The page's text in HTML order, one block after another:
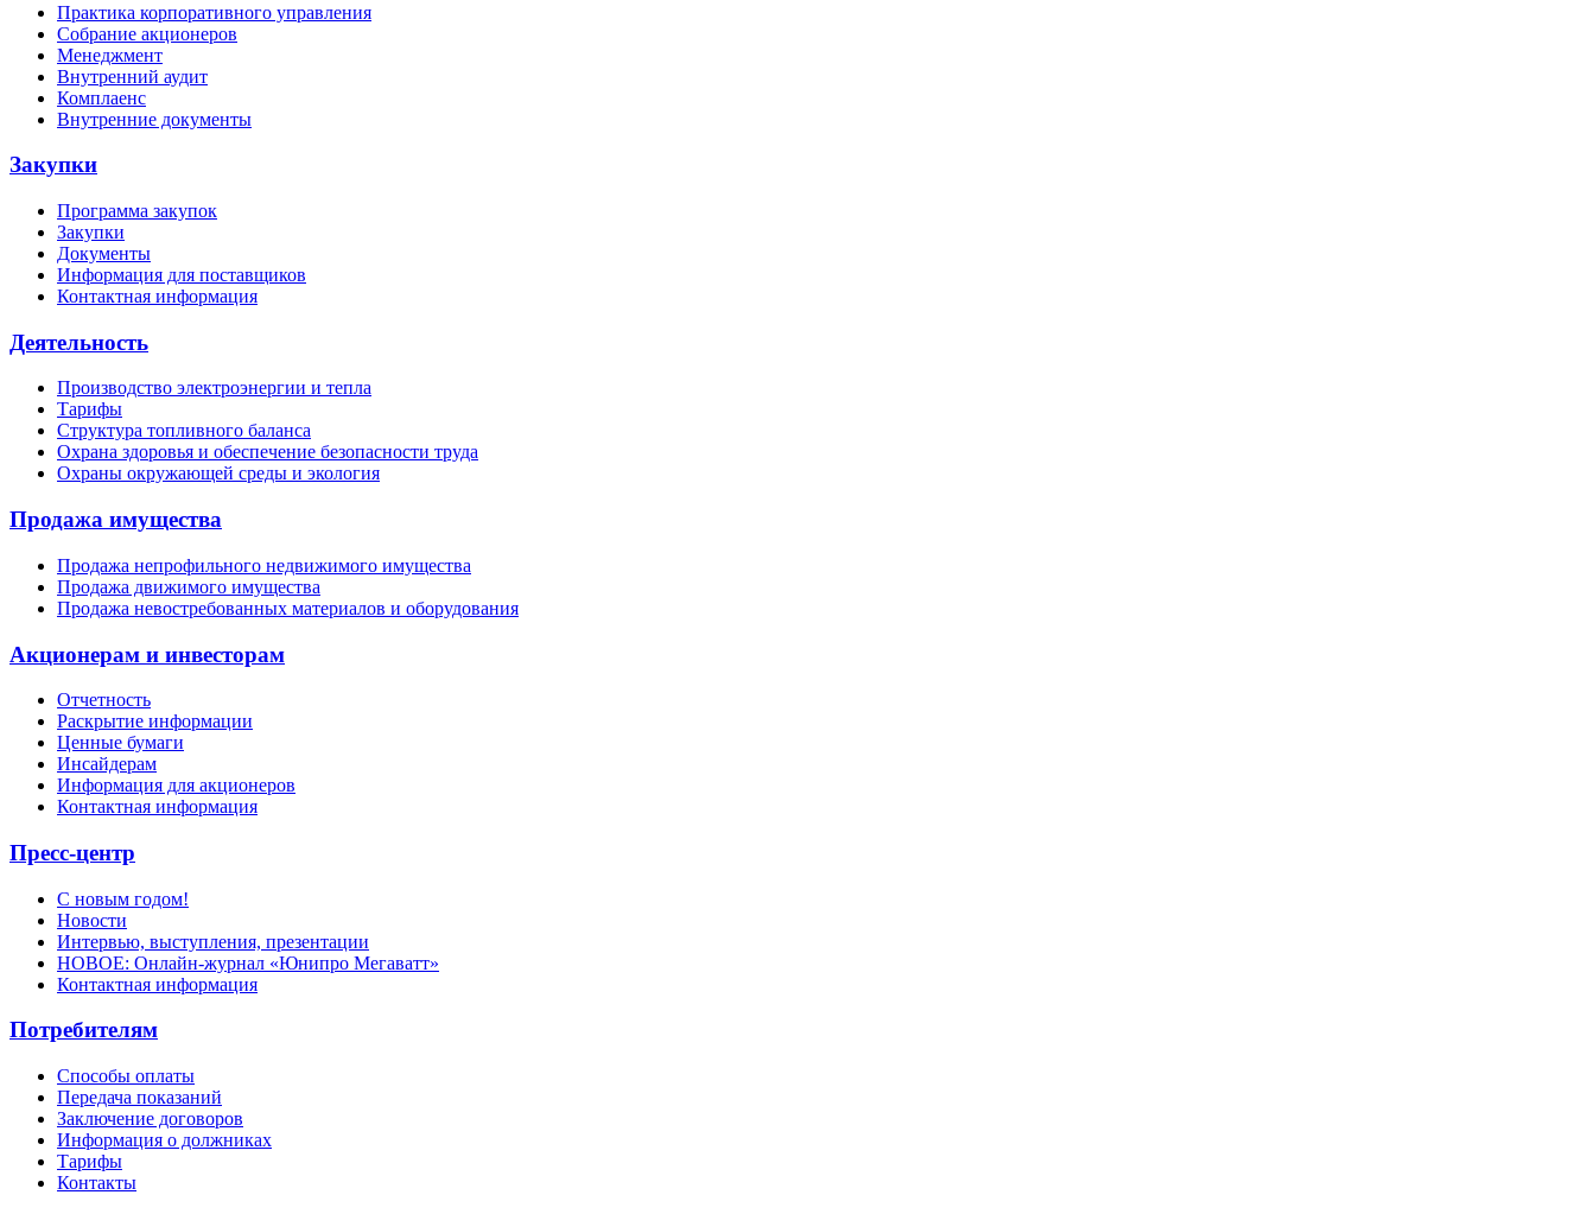
Практика корпоративного управления
Собрание акционеров
Менеджмент
Внутренний аудит
Комплаенс
Внутренние документы
Закупки
Программа закупок
Закупки
Документы
Информация для поставщиков
Контактная информация
Деятельность
Производство электроэнергии и тепла
Тарифы
Структура топливного баланса
Охрана здоровья и обеспечение безопасности труда
Охраны окружающей среды и экология
Продажа имущества
Продажа непрофильного недвижимого имущества
Продажа движимого имущества
Продажа невостребованных материалов и оборудования
Акционерам и инвесторам
Отчетность
Раскрытие информации
Ценные бумаги
Инсайдерам
Информация для акционеров
Контактная информация
Пресс-центр
С новым годом!
Новости
Интервью, выступления, презентации
НОВОЕ: Онлайн-журнал «Юнипро Мегаватт»
Контактная информация
Потребителям
Способы оплаты
Передача показаний
Заключение договоров
Информация о должниках
Тарифы
Контакты